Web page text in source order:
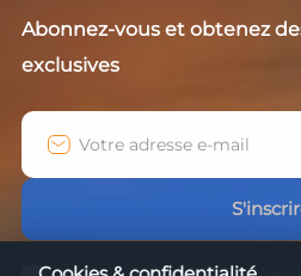
Abonnez-vous et obtenez
exclusives
J'accepte de recevoir la